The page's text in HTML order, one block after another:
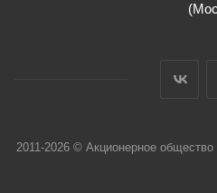
2011-2026 © Акционерное